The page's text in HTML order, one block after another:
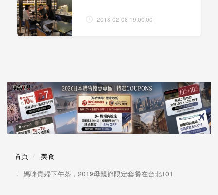
2018-02-08 19:00:00
首頁
美食
媽咪貴婦下午茶，2019母親節限定套餐在台北101